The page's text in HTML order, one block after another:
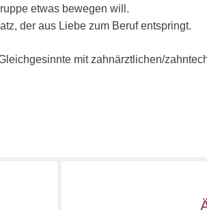
etwas be­we­gen will.
der aus Liebe zum Beruf ent­springt.
mit zahn­ärzt­li­chen/